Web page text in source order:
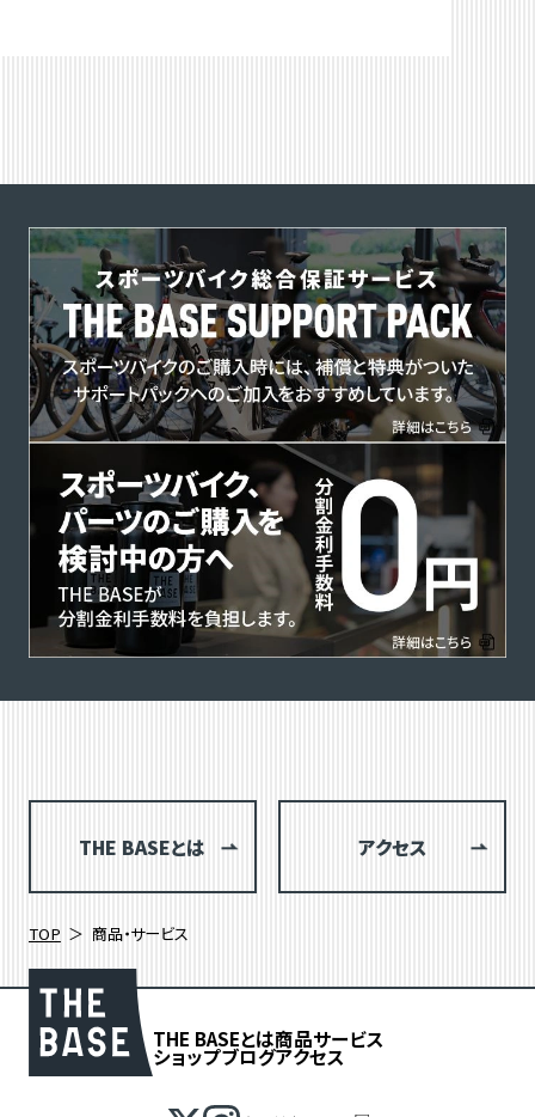
THE BASEとは アクセス
TOP 商品・サービス
THE BASEとは商品サービス
ショップブログアクセス